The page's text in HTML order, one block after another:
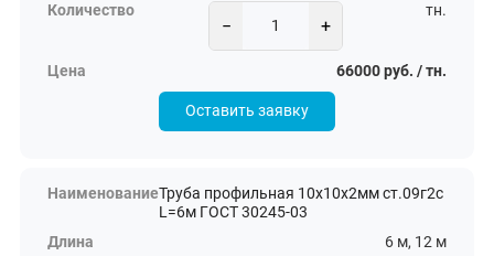
− +
тн.
66000 руб. / тн.
Оставить заявку
Труба профильная 10х10х2мм ст.09г2с
L=6м ГОСТ 30245-03
6 м, 12 м